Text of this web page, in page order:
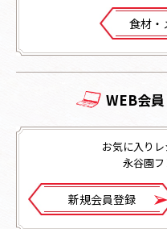
⾷材・
WEB会
お気に入り
永谷園フ
新規会員登録